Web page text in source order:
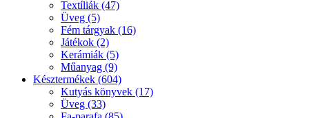
Textíliák (47)
Üveg (5)
Fém tárgyak (16)
Játékok (2)
Kerámiák (5)
Műanyag (9)
Késztermékek (604)
Kutyás könyvek (17)
Üveg (33)